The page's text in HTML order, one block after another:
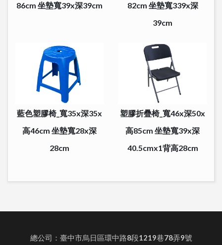
86cm 坐墊寬39x深39cm
82cm 坐墊寬339x深
39cm
藍色塑膠椅_寬35x深35x
高46cm 坐墊寬28x深
28cm
塑膠折疊椅_寬46x深50x
高85cm 坐墊寬39x深
40.5cmx1背高28cm
總公司：臺中市烏日區環中路8段1219巷78弄9號